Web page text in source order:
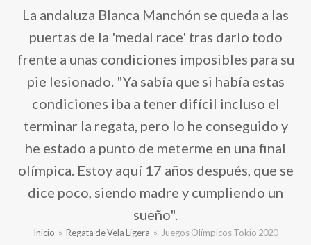
La andaluza Blanca Manchón se queda a las
puertas de la 'medal race' tras darlo todo
frente a unas condiciones imposibles para su
pie lesionado. "Ya sabía que si había estas
condiciones iba a tener difícil incluso el
terminar la regata, pero lo he conseguido y
he estado a punto de meterme en una final
olímpica. Estoy aquí 17 años después, que se
dice poco, siendo madre y cumpliendo un
sueño".
Inicio » Regata de Vela Ligera » Juegos Olímpicos Tokio 2020